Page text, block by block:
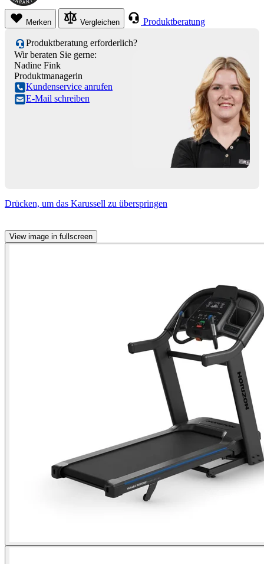
Merken Vergleichen Produktberatung
Produktberatung erforderlich?
Wir beraten Sie gerne:
Nadine Fink
Produktmanagerin
Kundenservice anrufen
E-Mail schreiben
Drücken, um das Karussell zu überspringen
View image in fullscreen